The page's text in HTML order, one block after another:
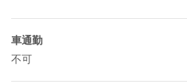
車通勤
不可